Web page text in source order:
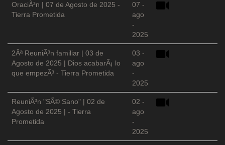
OraciÃ³n | 07 de Agosto de 2025 -
Tierra Prometida
07 -
ago
-
2025
2Âª ReuniÃ³n familiar | 03 de
Agosto de 2025 | Dios acabarÃ¡ lo
que empezÃ³ - Tierra Prometida
03 -
ago
-
2025
ReuniÃ³n "SÃ© Sano" | 02 de
Agosto de 2025 | - Tierra
Prometida
02 -
ago
-
2025